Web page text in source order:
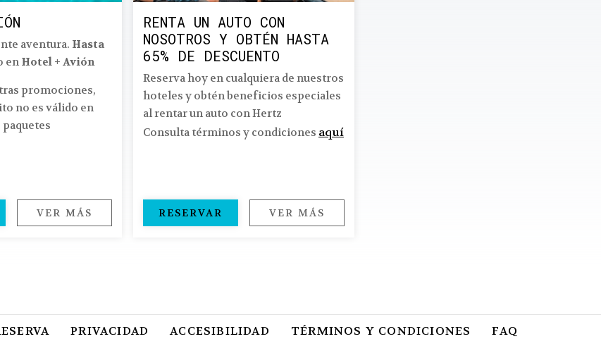
aventura. Hasta
en Hotel + Avión
promociones,
no es válido en
VER MÁS
RENTA UN AUTO CON
NOSOTROS Y OBTÉN HASTA
65% DE DESCUENTO
Reserva hoy en cualquiera de nuestros
hoteles y obtén beneficios especiales
al rentar un auto con Hertz
Consulta términos y condiciones aquí
RESERVAR VER MÁS
PRIVACIDAD OPENS IN A NEW TAB.
ACCESIBILIDAD TÉRMINOS Y CONDICIONES
FAQ